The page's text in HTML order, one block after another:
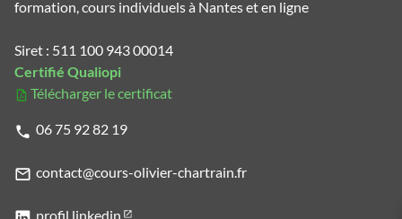
formation, cours individuels à Nantes et en ligne
Siret : 511 100 943 00014
Certifié Qualiopi
Télécharger le certificat
06 75 92 82 19
contact@cours-olivier-chartrain.fr
profil linkedin